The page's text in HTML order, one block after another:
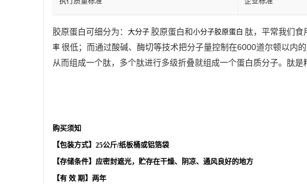
胶原蛋白可细分为： 大分子 胶原蛋白和小分子胶原蛋白 肽，平常我们食
率 很低；而通过酸碱、酶切等技术把分子量控制在6000道尔顿以内
从而组成一个肽，多个肽进行多级折叠就组成一个蛋白质分子。肽
购买须知
【包装方式】 25公斤/纸板桶或铝箔袋
【存储条件】应密封遮光，贮存在干燥、阴凉、通风良好的地方
【有 效 期】两年